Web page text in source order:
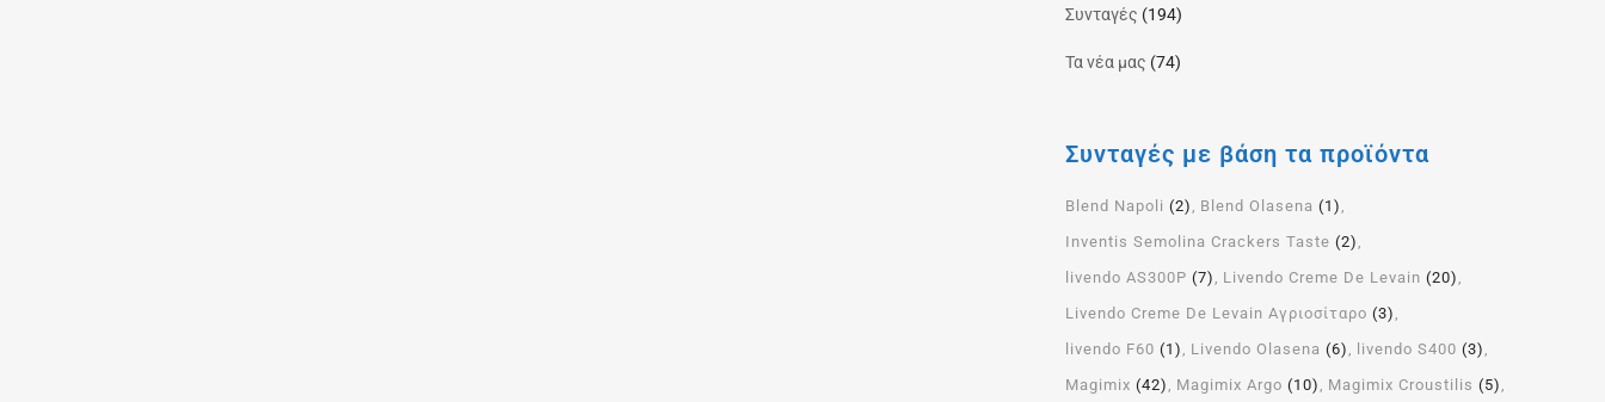
Συνταγές (194)
Τα νέα μας (74)
Συνταγές με βάση τα προϊόντα
Blend Napoli (2) Blend Olasena (1)
Inventis Semolina Crackers Taste (2)
livendo AS300P (7) Livendo Creme De Levain (20)
Livendo Creme De Levain Αγριοσίταρο (3)
livendo F60 (1) Livendo Olasena (6) livendo S400 (3)
Magimix (42) Magimix Argo (10) Magimix Croustilis (5)